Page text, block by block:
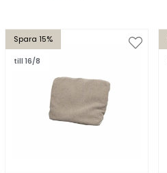
Spara 15%
till 16/8